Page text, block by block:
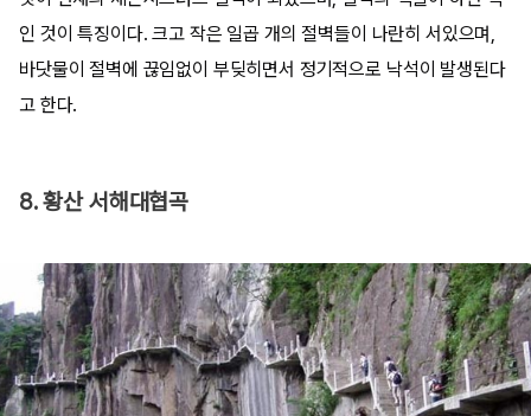
인 것이 특징이다. 크고 작은 일곱 개의 절벽들이 나란히 서있으며,
바닷물이 절벽에 끊임없이 부딪히면서 정기적으로 낙석이 발생된다
고 한다.
8. 황산 서해대협곡